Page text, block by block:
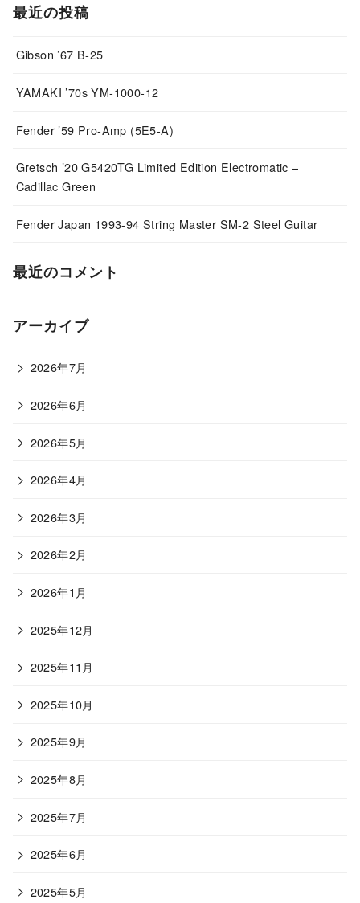
最近の投稿
Gibson ’67 B-25
YAMAKI ’70s YM-1000-12
Fender ’59 Pro-Amp (5E5-A)
Gretsch ’20 G5420TG Limited Edition Electromatic –
Cadillac Green
Fender Japan 1993-94 String Master SM-2 Steel Guitar
最近のコメント
アーカイブ
2026年7月
2026年6月
2026年5月
2026年4月
2026年3月
2026年2月
2026年1月
2025年12月
2025年11月
2025年10月
2025年9月
2025年8月
2025年7月
2025年6月
2025年5月